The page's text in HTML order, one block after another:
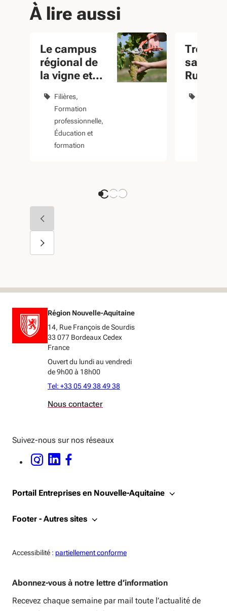
À lire aussi
Le campus
régional de
la vigne et
Filières
Formation
professionnelle
Éducation et
formation
savoir-
Rugby
Région Nouvelle-Aquitaine
14, Rue François de Sourdis
33 077 Bordeaux Cedex
France
Ouvert du lundi au vendredi
de 9h00 à 18h00
Tel: +33 05 49 38 49 38
Nous contacter
Suivez-nous sur nos réseaux
INSTAGRAM - OUVERTURE DANS UNE NOUVELLE FENÊTRE
LINKEDIN - OUVERTURE DANS UNE NOUVELLE FENÊTRE
FACEBOOK - OUVERTURE DANS UNE NOUVELLE FENÊTRE
Portail Entreprises en Nouvelle-Aquitaine
Footer - Autres sites
Accessibilité : Accessiblité:
partiellement conforme
Abonnez-vous à notre lettre d’information
Recevez chaque semaine par mail toute l’actualité de